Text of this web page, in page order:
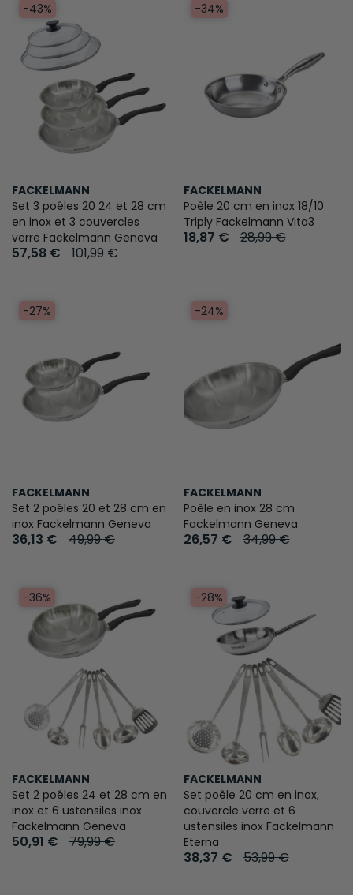
-43%
FACKELMANN
Set 3 poêles 20 24 et 28 cm
en inox et 3 couvercles
verre Fackelmann Geneva
57,58 € 101,99 €
-34%
FACKELMANN
Poêle 20 cm en inox 18/10
Triply Fackelmann Vita3
18,87 € 28,99 €
-27%
FACKELMANN
Set 2 poêles 20 et 28 cm en
inox Fackelmann Geneva
36,13 € 49,99 €
-24%
FACKELMANN
Poêle en inox 28 cm
Fackelmann Geneva
26,57 € 34,99 €
-36%
FACKELMANN
Set 2 poêles 24 et 28 cm en
inox et 6 ustensiles inox
Fackelmann Geneva
50,91 € 79,99 €
-28%
FACKELMANN
Set poêle 20 cm en inox,
couvercle verre et 6
ustensiles inox Fackelmann
Eterna
38,37 € 53,99 €